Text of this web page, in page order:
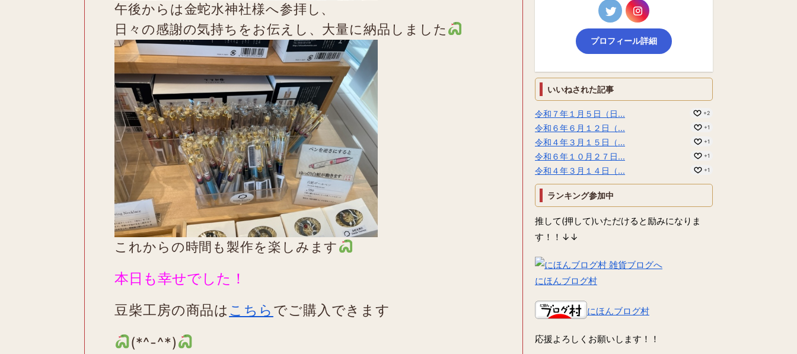
午後からは金蛇水神社様へ参拝し、
日々の感謝の気持ちをお伝えし、大量に納品しました
これからの時間も製作を楽しみます
本日も幸せでした！
豆柴工房の商品は こちら でご購入できます
(*^-^*)
プロフィール詳細
いいねされた記事
令和７年１月５日（日... +2
令和６年６月１２日（... +1
令和４年３月１５日（... +1
令和６年１０月２７日... +1
令和４年３月１４日（... +1
ランキング参加中
推して(押して)いただけると励みになりま
す！！↓↓
にほんブログ村
にほんブログ村
応援よろしくお願いします！！